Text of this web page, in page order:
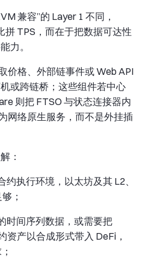
兼容”的 Layer 1 不同，
拼 TPS，而在于把数据可达性
力。
价格、外部链事件或 Web API
或跨链桥；这些组件若中心
则把 FTSO 与状态连接器内
网络原生服务，而不是外挂插
：
执行环境，以太坊及其 L2、
；
时间序列数据 ，或需要把
资产以合成形式带入 DeFi，